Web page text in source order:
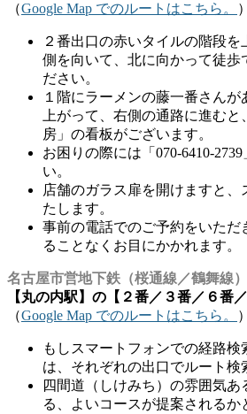
（Google Map でのルートはこちら。 ）
２番出口の赤いタイルの階段
側を向いて、北に向かって徒歩
ださい。
１階にラーメンの藤一番さん
上がって、右側の通路に進む
房」の看板がございます。
お困りの際には「070-6410-
い。
店舗のガラス扉を開けますと、
たします。
事前の電話でのご予約をいただ
ることなくお目にかかれます。
名古屋市営地下鉄（桜通線／鶴舞線）
【丸の内駅】の【２番／３番／６番
（Google Map でのルートはこちら。 ）
もしスマートフォンでの経路検
は、それぞれの出口でルート検
四間道（しけみち）の雰囲気あ
る、よいコースが提案されるか